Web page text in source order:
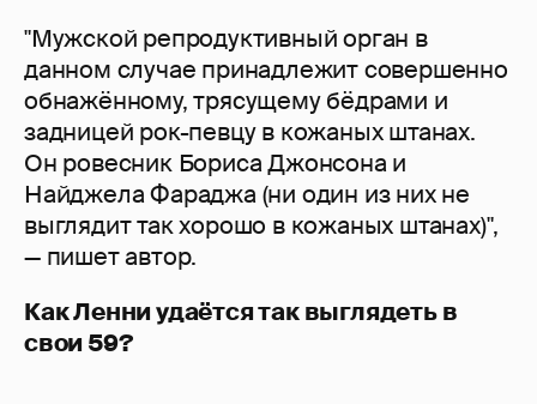
"Мужской репродуктивный орган в
данном случае принадлежит совершенно
обнажённому, трясущему бёдрами и
задницей рок-певцу в кожаных штанах.
Он ровесник Бориса Джонсона и
Найджела Фараджа (ни один из них не
выглядит так хорошо в кожаных штанах)",
— пишет автор.
Как Ленни удаётся так выглядеть в
свои 59?